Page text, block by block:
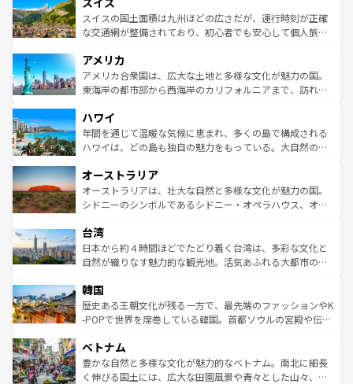
きるだろう。 なお、新着のフランス情報はコンテンツ一覧
を参照してほしい。
ドイツ情報はコンテンツ一覧を参照してほしい。
リアごとに異なる魅力がある。また、優雅なアフタヌーン
ティー、ビール好きにはたまらない英国パブ、サッカー観
戦など、本場だからこそできる体験も豊富。イギリスを旅
ンツ一覧を参照してほしい。
スイスの国土面積は九州ほどの広さだが、運行時刻が正確
な交通網が整備されており、初心者でも安心して個人旅行
の建物がそのまま残る町や、スイスならではのユニークな
博物館もあり、アルプス観光だけでなく町歩きも満喫する
ことができる。国民の所得が高いため物価も高いが、旅行
ば市内交通費無料で観光を楽しむこともできる。 なお、新
着のスイス情報はコンテンツ一覧 を参照してほしい。
アメリカ
アメリカ合衆国は、広大な土地と多様な文化が魅力の国。
東海岸の都市部から西海岸のカリフォルニアまで、訪れる
のような巨大都市は、観光、ショッピング、エンターテイ
ンメントが詰まった刺激的なスポットだ。一方、アメリカ
西部には大自然が広がり、グランドキャニオンやイエロー
部のニューオーリンズでは、音楽と美食が融合した独特の
文化が魅力。旅行者はアメリカの各地域で異なる魅力を楽
しみながら、その多様性と豊かな歴史を感じることができ
ならではの贅沢な旅のスタイルだ。 なお、新着のアメリカ
情報はコンテンツ一覧を参照してほしい。
ハワイ
年間を通じて温暖な気候に恵まれ、多くの島で構成される
ハワイは、どの島も独自の魅力をもっている。大自然の神
ワイ島は見逃せない。また、定番の観光地といえばオアフ
島だが、静かな自然を求めるならマウイ島やカウアイ島が
おすすめ。エメラルドグリーンに輝く海をはじめ、豊かな
れるおもてなしの心で訪れる人々を迎えてくれるハワイの
人々、おいしいローカルフードやハワイアンミュージッ
ク、伝統的なフラダンスなど、すべてがハワイの魅力を彩
ワイを、存分に味わってほしい。 なお、新着のハワイ情報
はコンテンツ一覧を参照してほしい。
オーストラリア
オーストラリアは、壮大な自然と多様な文化が魅力の国。
シドニーのシンボルであるシドニー・オペラハウス、オー
リアリーフや大陸中央部にそびえるウルル（エアーズロッ
ク）、タスマニアの美しい原生林やケアンズの熱帯雨林な
ど、見どころがたくさん。また、カフェやワイン、オージ
いる。アクティビティも充実しており、サーフィンやダイ
ビング、ハイキングなど、アウトドア好きにはたまらな
い。オーストラリアの多彩な魅力を存分に味わいつくそ
参照してほしい。
台湾
日本から約４時間ほどでたどり着く台湾は、多彩な文化と
自然が織りなす魅力的な観光地。活気あふれる大都市の台
ン）、静ひつな山岳地帯である台湾東部など、都市の喧騒
と山間の静けさが共存しており、訪れる人に新しい発見と
驚きをもたらしてくれる。また、奥深い台湾の食文化も魅
容にもいいと評判のスイーツなど、バラエティ豊かな料理
が味わえる。 なお、新着の台湾情報は コンテンツ一覧を参
照してほしい。
韓国
歴史ある王朝文化が残る一方で、最先端のファッションやK
-POPで世界を席巻している韓国。首都ソウルの宮殿や伝統
き、地方に足を延ばせば四季折々の自然美を楽しむことが
できる。そして、キムチや焼肉、絶品のストリートフード
まで、さまざまな韓国料理が待っている。夜には、韓国な
ベトナム
豊かな自然と多様な文化が魅力的なベトナム。南北に細長
く伸びる国土には、広大な田園風景や青々とした山々、世